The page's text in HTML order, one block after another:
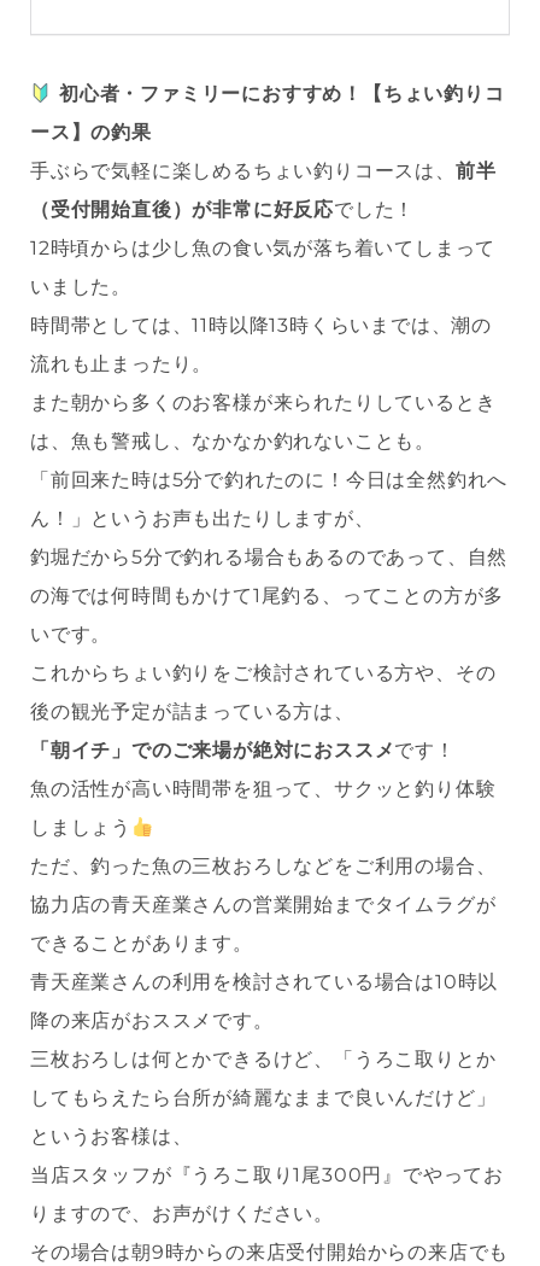
初心者・ファミリーにおすすめ！【ちょい釣りコ
ース】の釣果
手ぶらで気軽に楽しめるちょい釣りコースは、 前半
（受付開始直後）が非常に好反応でした！
12時頃からは少し魚の食い気が落ち着いてしまって
いました。
時間帯としては、11時以降13時くらいまでは、潮の
流れも止まったり。
また朝から多くのお客様が来られたりしているとき
は、魚も警戒し、なかなか釣れないことも。
「前回来た時は5分で釣れたのに！今日は全然釣れへ
ん！」というお声も出たりしますが、
釣堀だから5分で釣れる場合もあるのであって、自然
の海では何時間もかけて1尾釣る、ってことの方が多
いです。
これからちょい釣りをご検討されている方や、その
後の観光予定が詰まっている方は、
「朝イチ」でのご来場が絶対におススメです！
魚の活性が高い時間帯を狙って、サクッと釣り体験
しましょう
ただ、釣った魚の三枚おろしなどをご利用の場合、
協力店の青天産業さんの営業開始までタイムラグが
できることがあります。
青天産業さんの利用を検討されている場合は10時以
降の来店がおススメです。
三枚おろしは何とかできるけど、「うろこ取りとか
してもらえたら台所が綺麗なままで良いんだけど」
というお客様は、
当店スタッフが『うろこ取り1尾300円』でやってお
りますので、お声がけください。
その場合は朝9時からの来店受付開始からの来店でも